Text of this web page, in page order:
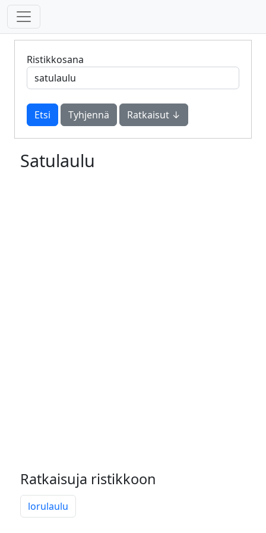
Ristikkosana
Tyhjennä Ratkaisut ↓
Satulaulu
Ratkaisuja ristikkoon
lorulaulu